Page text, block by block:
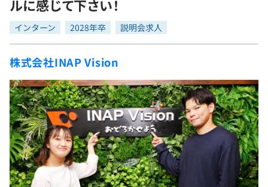
転職エージェント
インターン
新卒エージェント
イベント・セミナー
インタビュー
就活成功ガイド
問題集
4択課題
ナレッジ
リファレンス
プラン
個人向けプラン
プログラミング言語
評価結果一覧
再チャレンジ結果一覧
ゲーム・マンガ
Tech Team Journal
paiza times
note
paizaとは？
ルに感じて下さい！
インターン 2028年卒 説明会求人
株式会社INAP Vision